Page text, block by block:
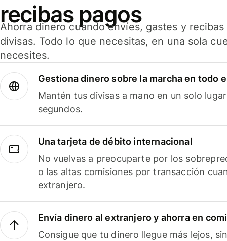
recibas pagos
Ahorra dinero cuando envíes, gastes y
divisas. Todo lo que necesitas, en una sola
necesites.
Gestiona dinero sobre la marcha en todo
Mantén tus divisas a mano en un solo
segundos.
Una tarjeta de débito internacional
No vuelvas a preocuparte por los
o las altas comisiones por transacción
extranjero.
Envía dinero al extranjero y ahorra en
Consigue que tu dinero llegue más lejos,